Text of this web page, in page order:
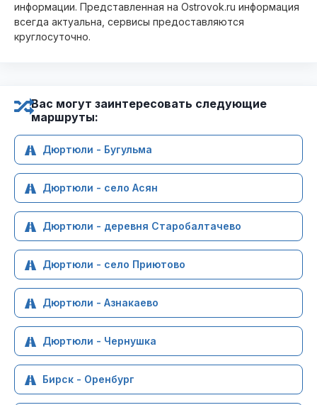
информации. Представленная на Ostrovok.ru информация
всегда актуальна, сервисы предоставляются
круглосуточно.
Вас могут заинтересовать следующие
маршруты:
Дюртюли - Бугульма
Дюртюли - село Асян
Дюртюли - деревня Старобалтачево
Дюртюли - село Приютово
Дюртюли - Азнакаево
Дюртюли - Чернушка
Бирск - Оренбург